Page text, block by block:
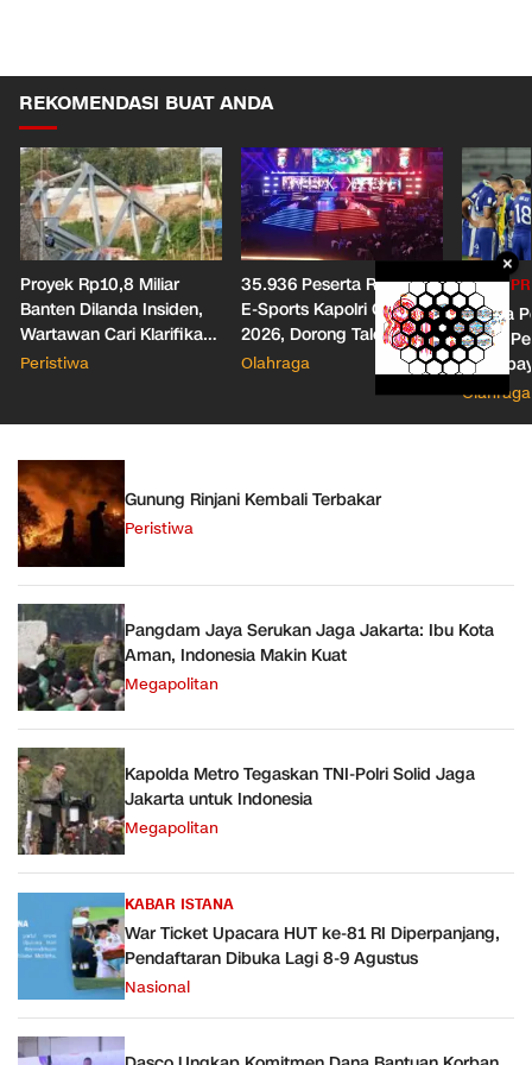
REKOMENDASI BUAT ANDA
Proyek Rp10,8 Miliar
Banten Dilanda Insiden,
Wartawan Cari Klarifikasi
Malah Diblokir!
Peristiwa
35.936 Peserta Ramaikan
E-Sports Kapolri Cup
2026, Dorong Talenta
Digital dan Keamanan
Olahraga
PIALA
Drama
Pahit,
Olahraga
Gunung Rinjani Kembali Terbakar
Peristiwa
Pangdam Jaya Serukan Jaga Jakarta: Ibu Kota
Aman, Indonesia Makin Kuat
Megapolitan
Kapolda Metro Tegaskan TNI-Polri Solid Jaga
Jakarta untuk Indonesia
Megapolitan
KABAR ISTANA
War Ticket Upacara HUT ke-81 RI Diperpanjang,
Pendaftaran Dibuka Lagi 8-9 Agustus
Nasional
×